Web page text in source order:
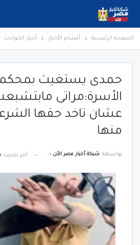
الصفحة الرئيسية أقسام الأخبار أخبار الحوادث
حمدى يستغيث
الأسرة:مراتى
عشان تاخد حقها
منها
بواسطة شبكة أخبار مصر الأن - Egypt News Network Now آخر تحديث